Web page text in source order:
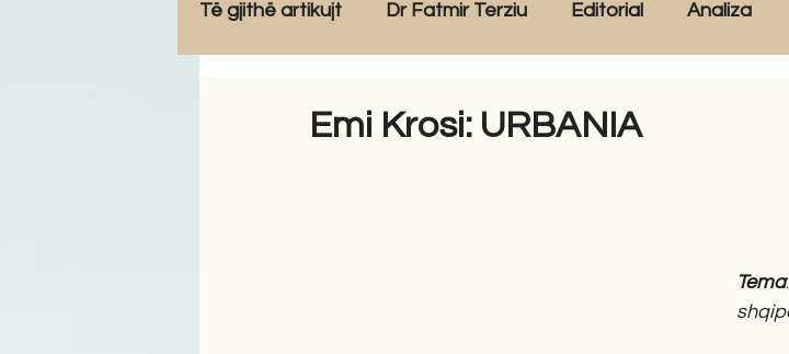
Të gjithë artikujt Dr Fatmir Terziu Editorial Analiza
Emi Krosi: URBANIA
Tema